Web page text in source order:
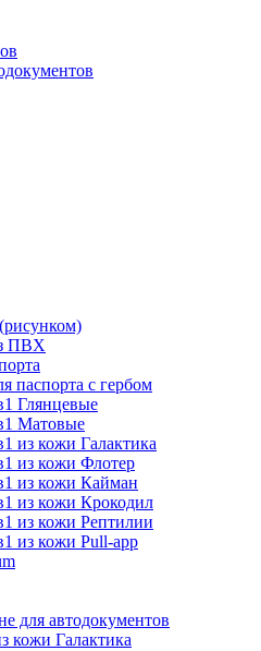
ПВХ
паспорта с гербом
Глянцевые
Матовые
из кожи Галактика
из кожи Флотер
из кожи Кайман
из кожи Крокодил
из кожи Рептилии
из кожи Pull-app
для автодокументов
кожи Галактика